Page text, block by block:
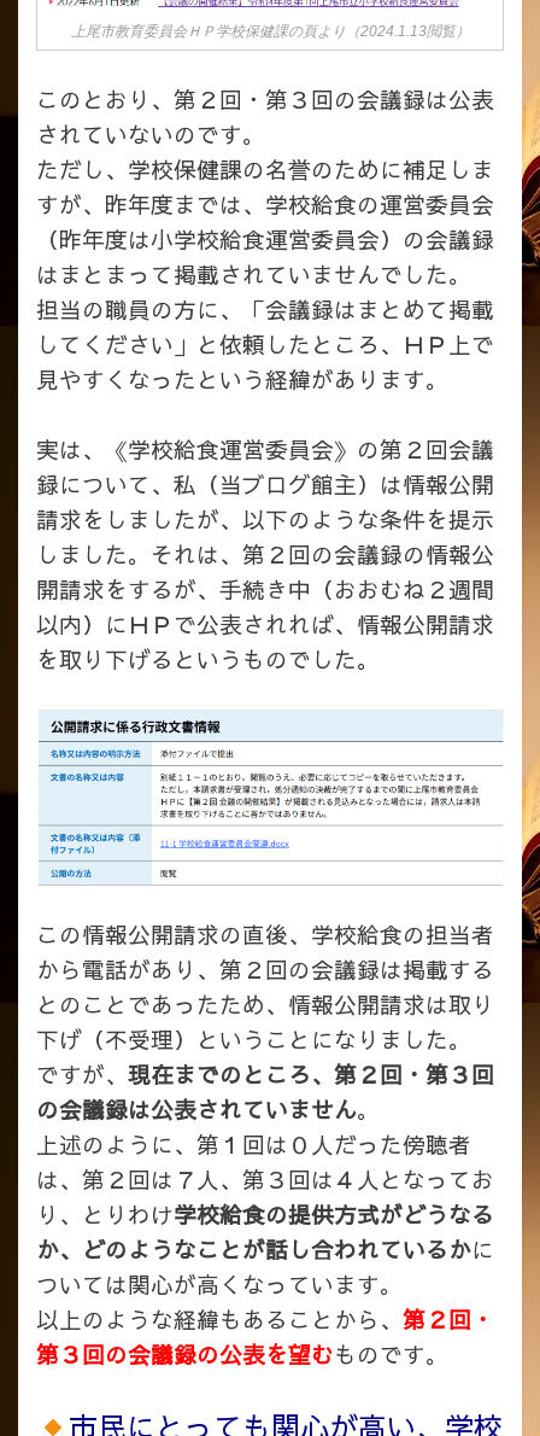
上尾市教育委員会ＨＰ学校保健課の頁より（2024.1.13閲覧）
このとおり、第２回・第３回の会議録は公表
されていないのです。
ただし、学校保健課の名誉のために補足しま
すが、昨年度までは、学校給食の運営委員会
（昨年度は小学校給食運営委員会）の会議録
はまとまって掲載されていませんでした。
担当の職員の方に、「会議録はまとめて掲載
してください」と依頼したところ、ＨＰ上で
見やすくなったという経緯があります。
実は、《学校給食運営委員会》の第２回会議
録について、私（当ブログ館主）は情報公開
請求をしましたが、以下のような条件を提示
しました。それは、第２回の会議録の情報公
開請求をするが、手続き中（おおむね２週間
以内）にＨＰで公表されれば、情報公開請求
を取り下げるというものでした。
この情報公開請求の直後、学校給食の担当者
から電話があり、第２回の会議録は掲載する
とのことであったため、情報公開請求は取り
下げ（不受理）ということになりました。
ですが、 現在までのところ、第２回・第３回
の会議録は公表されていません。
上述のように、第１回は０人だった傍聴者
は、第２回は７人、第３回は４人となってお
り、とりわけ学校給食の提供方式がどうなる
か、どのようなことが話し合われているかに
ついては関心が高くなっています。
以上のような経緯もあることから、 第２回・
第３回の会議録の公表を望むものです。
市民にとっても関心が高い、学校